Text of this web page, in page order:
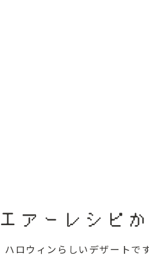
エアーレシピ
ロウィンらしいデザートで